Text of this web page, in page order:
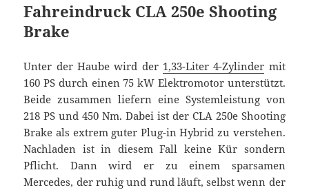
Fahreindruck CLA 250e Shooting
Brake
Unter der Haube wird der 1,33-Liter 4-Zylinder mit
160 PS durch einen 75 kW Elektromotor unterstützt.
Beide zusammen liefern eine Systemleistung von
218 PS und 450 Nm. Dabei ist der CLA 250e Shooting
Brake als extrem guter Plug-in Hybrid zu verstehen.
Nachladen ist in diesem Fall keine Kür sondern
Pflicht. Dann wird er zu einem sparsamen
Mercedes, der ruhig und rund läuft, selbst wenn der